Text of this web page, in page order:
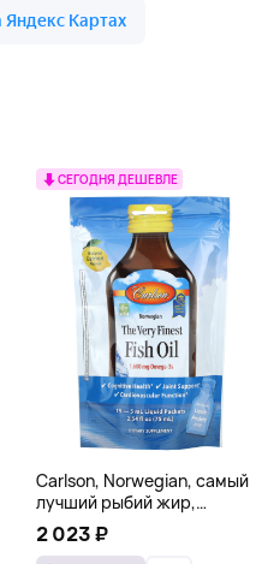
СЕГОДНЯ ДЕШЕВЛЕ
Carlson, Norwegian, самый
лучший рыбий жир,
натуральный лимон, 15
пакетиков (5 мл) каждый
2 023 ₽